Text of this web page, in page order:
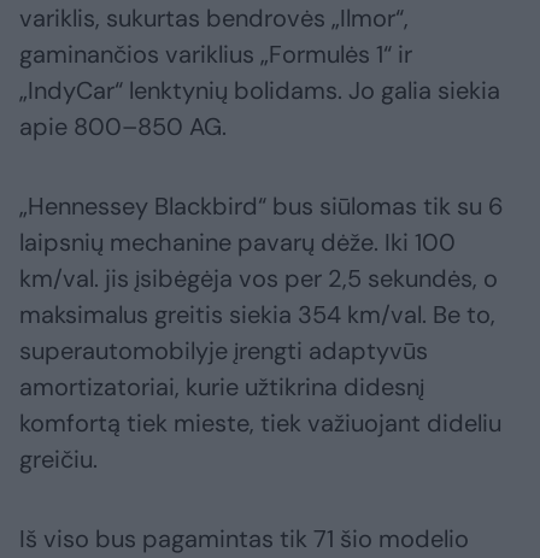
variklis, sukurtas bendrovės „Ilmor“,
gaminančios variklius „Formulės 1“ ir
„IndyCar“ lenktynių bolidams. Jo galia siekia
apie 800–850 AG.
„Hennessey Blackbird“ bus siūlomas tik su 6
laipsnių mechanine pavarų dėže. Iki 100
km/val. jis įsibėgėja vos per 2,5 sekundės, o
maksimalus greitis siekia 354 km/val. Be to,
superautomobilyje įrengti adaptyvūs
amortizatoriai, kurie užtikrina didesnį
komfortą tiek mieste, tiek važiuojant dideliu
greičiu.
Iš viso bus pagamintas tik 71 šio modelio